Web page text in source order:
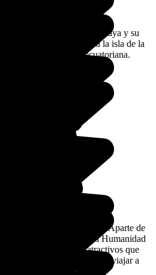
con su puerto, su playa y su
se puede embarcar para la isla de la
estancia en la costa ecuatoriana.
a 3000 metros de altitud. Aparte de
Patrimonio de la Humanidad
posee otros atractivos que
parada esencial si decides viajar a